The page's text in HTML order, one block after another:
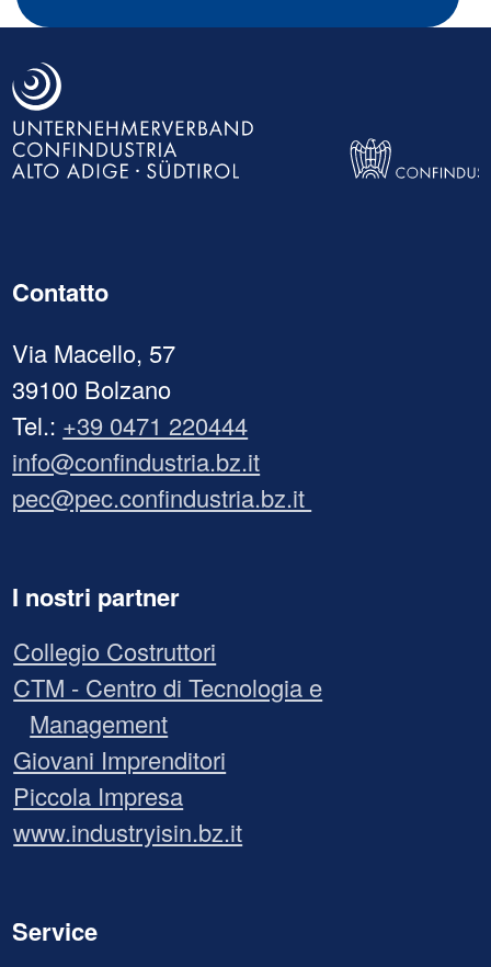
Contatto
Via Macello, 57
39100 Bolzano
Tel.: +39 0471 220444
info@confindustria.bz.it
pec@pec.confindustria.bz.it
I nostri partner
Collegio Costruttori
CTM - Centro di Tecnologia e
Management
Giovani Imprenditori
Piccola Impresa
www.industryisin.bz.it
Service